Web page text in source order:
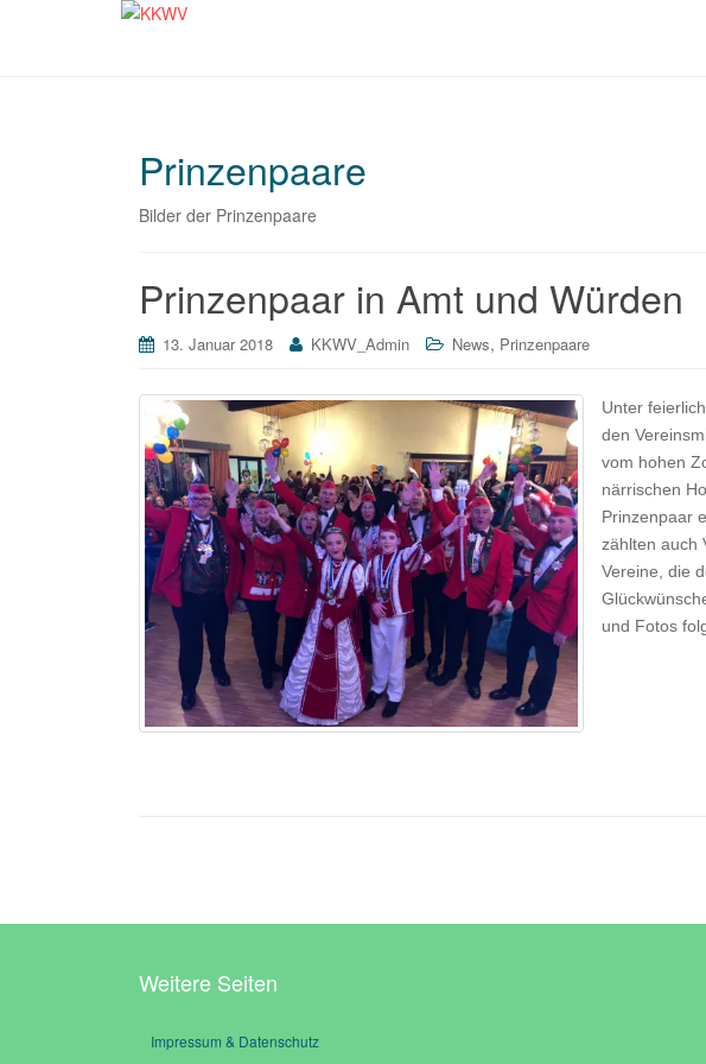
Prinzenpaare
Bilder der Prinzenpaare
Prinzenpaar in Amt und Würden
13. Januar 2018 KKWV_Admin News, Prinzenpaare
Unter
den
vom hohen
närrischen
Prinzenpaar
zählten auch
Vereine, die
und Fotos
Weitere Seiten
Impressum & Datenschutz